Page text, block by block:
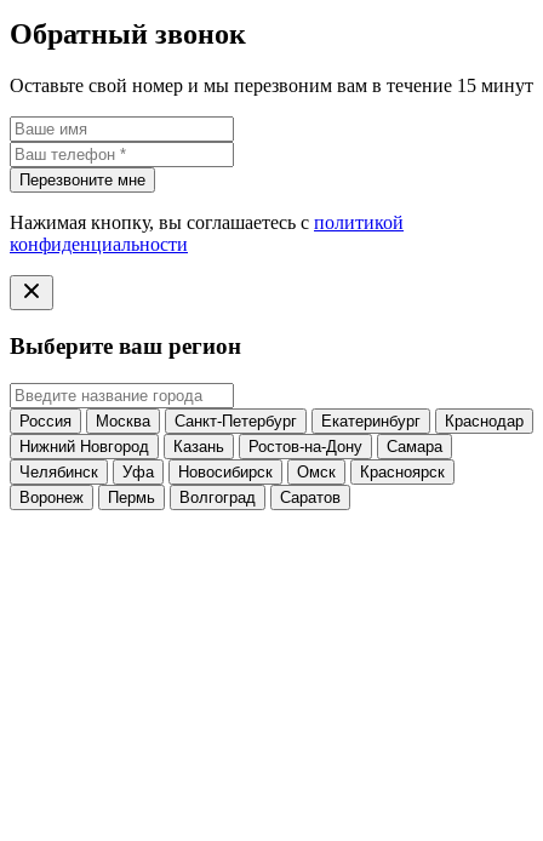
Обратный звонок
Оставьте свой номер и мы перезвоним вам в течение 15 минут
Перезвоните мне
Нажимая кнопку, вы соглашаетесь с политикой
конфиденциальности
Выберите ваш регион
Россия Москва Санкт-Петербург Екатеринбург
Краснодар
Нижний Новгород
Казань Ростов-на-Дону
Самара
Челябинск
Уфа Новосибирск Омск
Красноярск
Воронеж
Пермь Волгоград Саратов